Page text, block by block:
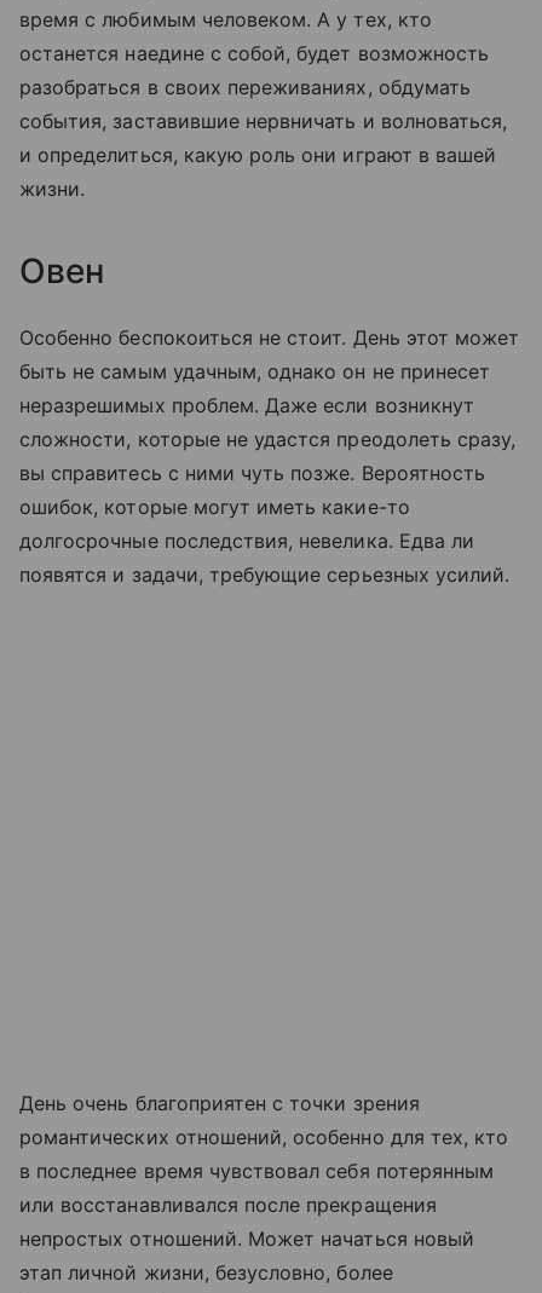
время с любимым человеком. А у тех, кто
останется наедине с собой, будет возможность
разобраться в своих переживаниях, обдумать
события, заставившие нервничать и волноваться,
и определиться, какую роль они играют в вашей
жизни.
Овен
Особенно беспокоиться не стоит. День этот может
быть не самым удачным, однако он не принесет
неразрешимых проблем. Даже если возникнут
сложности, которые не удастся преодолеть сразу,
вы справитесь с ними чуть позже. Вероятность
ошибок, которые могут иметь какие-то
долгосрочные последствия, невелика. Едва ли
появятся и задачи, требующие серьезных усилий.
День очень благоприятен с точки зрения
романтических отношений, особенно для тех, кто
в последнее время чувствовал себя потерянным
или восстанавливался после прекращения
непростых отношений. Может начаться новый
этап личной жизни, безусловно, более